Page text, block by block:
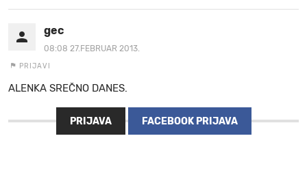
gec
08:08 27.FEBRUAR 2013.
PRIJAVI
ALENKA SREČNO DANES.
PRIJAVA FACEBOOK PRIJAVA